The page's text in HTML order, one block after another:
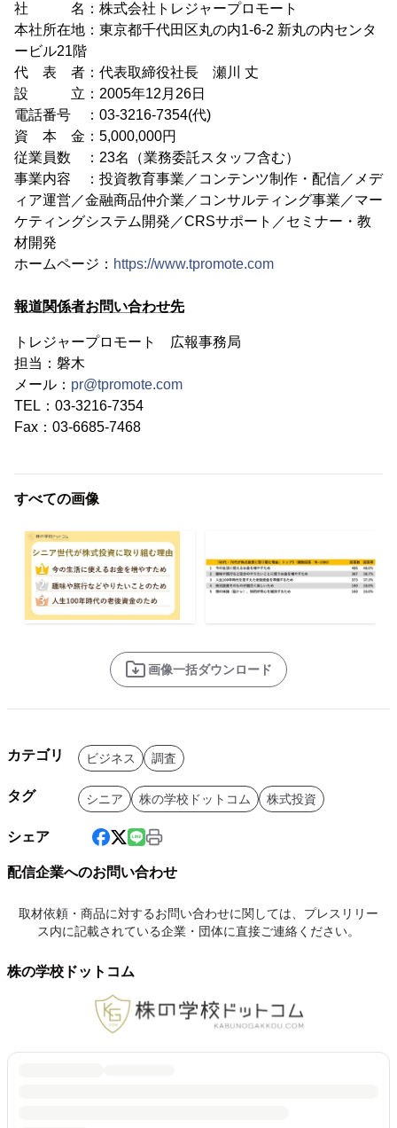
社 名：株式会社トレジャープロモート
本社所在地：東京都千代田区丸の内1-6-2 新丸の内センタ
ービル21階
代 表 者：代表取締役社長 瀬川 丈
設 立：2005年12月26日
電話番号 ：03-3216-7354(代)
資 本 金：5,000,000円
従業員数 ：23名（業務委託スタッフ含む）
事業内容 ：投資教育事業／コンテンツ制作・配信／メデ
ィア運営／金融商品仲介業／コンサルティング事業／マー
ケティングシステム開発／CRSサポート／セミナー・教
材開発
ホームページ： https://www.tpromote.com
報道関係者お問い合わせ先
トレジャープロモート 広報事務局
担当：磐木
メール： pr@tpromote.com
TEL：03-3216-7354
Fax：03-6685-7468
すべての画像
画像一括ダウンロード
カテゴリ ビジネス 調査
タグ シニア 株の学校ドットコム 株式投資
シェア
配信企業へのお問い合わせ
取材依頼・商品に対するお問い合わせに関しては、プレスリリー
ス内に記載されている企業・団体に直接ご連絡ください。
株の学校ドットコム